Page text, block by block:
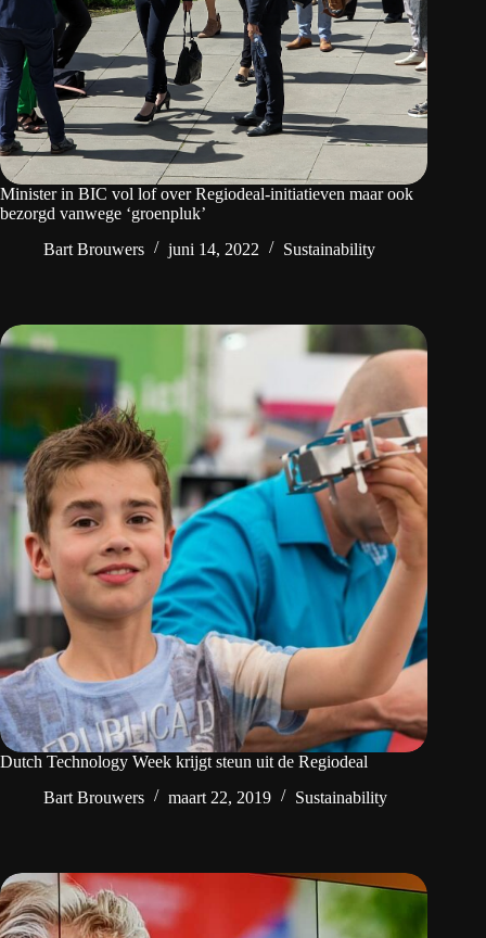
Minister in BIC vol lof over Regiodeal-initiatieven maar ook
bezorgd vanwege ‘groenpluk’
Bart Brouwers
juni 14, 2022 Sustainability
Dutch Technology Week krijgt steun uit de Regiodeal
Bart Brouwers
maart 22, 2019 Sustainability